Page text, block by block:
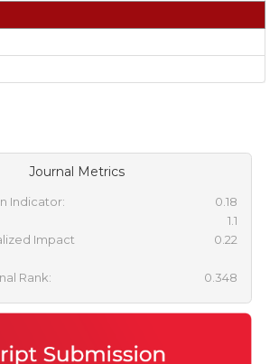
Journal Metrics
Indicator:
0.18
1.1
Impact
0.22
Rank: 0.348